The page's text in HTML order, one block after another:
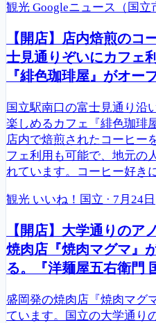
観光 Googleニュース（国立
【開店】店内焙煎のコ
士見通りぞいにカフェ
『緋色珈琲屋』がオー
国立駅南口の富士見通り沿
楽しめるカフェ『緋色珈琲
店内で焙煎されたコーヒー
フェ利用も可能で、地元の
れています。コーヒー好き
観光 いいね！国立 · 7月24日
【開店】大学通りのア
焼肉店『焼肉マグマ』
る。『洋麺屋五右衛門
盛岡発の焼肉店『焼肉マグ
ています。国立の大学通り